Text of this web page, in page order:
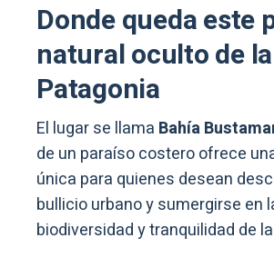
Donde queda este
natural oculto de la
Patagonia
El lugar se llama Bahía
de un paraíso costero ofrece
única para quienes desean
bullicio urbano y sumergirse en
biodiversidad y tranquilidad de